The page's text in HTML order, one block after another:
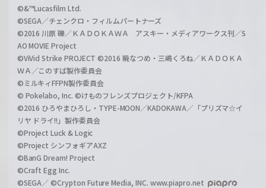
©&™Lucasfilm Ltd.
©SEGA／チェンクロ・フィルムパートナーズ
©2016 川原 礫／ＫＡＤＯＫＡＷＡ アスキー・メディアワークス刊／S
AO MOVIE Project
©ViVid Strike PROJECT ©2016 暁なつめ・三嶋くろね／ＫＡＤＯＫＡ
ＷＡ／このすば製作委員会
©ミルキィFFPN製作委員会
© Pokelabo, Inc. ©けものフレンズプロジェクト/KFPA
©2016 ひろやまひろし・TYPE-MOON／KADOKAWA／「プリズマ☆イ
リヤ ドライ!!」製作委員会
©Project Luck & Logic
©Project シンフォギアAXZ
©BanG Dream! Project
©Craft Egg Inc.
©SEGA／ ©Crypton Future Media, INC. www.piapro.net